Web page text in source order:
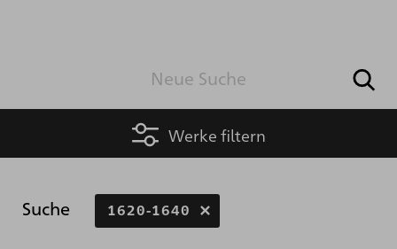
Werke filtern
Suche 1620-1640